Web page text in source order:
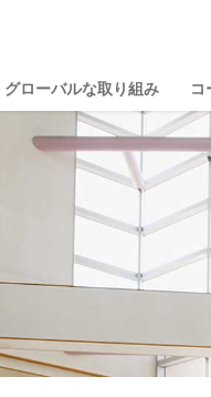
グローバルな取り組み コ